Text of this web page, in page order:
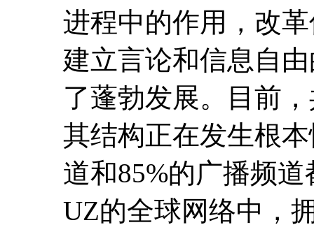
进程中的作用，改
建立言论和信息自
了蓬勃发展。目前
其结构正在发生根
道和85%的广播频
UZ的全球网络中，